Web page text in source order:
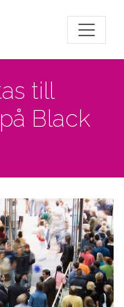
till
Black